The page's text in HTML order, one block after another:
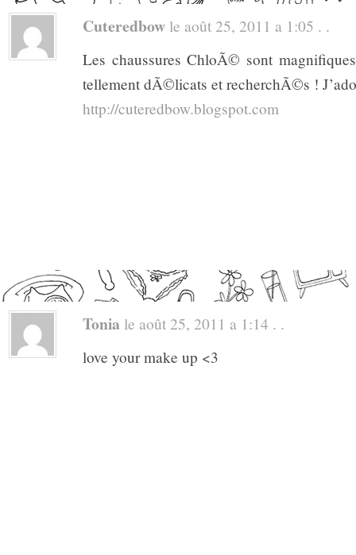
Cuteredbow le août 25, 2011 a 1:05 . .
Les chaussures ChloÃ© sont
tellement dÃ©licats et recherchÃ©s !
http://cuteredbow.blogspot.com
Tonia le août 25, 2011 a 1:14 . .
love your make up <3